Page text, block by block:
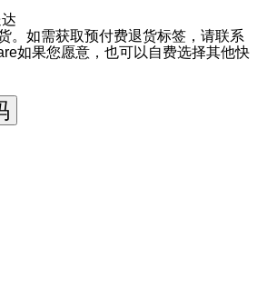
。如需获取预付费退货标签，请联系
如果您愿意，也可以自费选择其他快